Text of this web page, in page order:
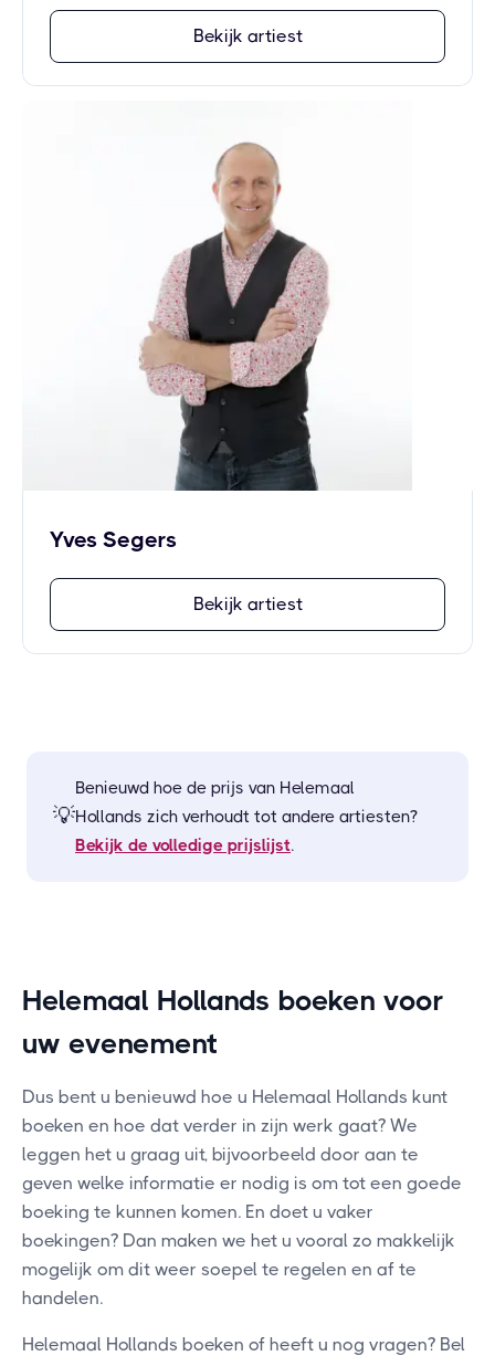
Bekijk artiest
Yves Segers
Bekijk artiest
💡
Benieuwd hoe de prijs van Helemaal
Hollands zich verhoudt tot andere artiesten?
Bekijk de volledige prijslijst.
Helemaal Hollands boeken voor
uw evenement
Dus bent u benieuwd hoe u Helemaal Hollands kunt
boeken en hoe dat verder in zijn werk gaat? We
leggen het u graag uit, bijvoorbeeld door aan te
geven welke informatie er nodig is om tot een goede
boeking te kunnen komen. En doet u vaker
boekingen? Dan maken we het u vooral zo makkelijk
mogelijk om dit weer soepel te regelen en af te
handelen.
Helemaal Hollands boeken of heeft u nog vragen? Bel